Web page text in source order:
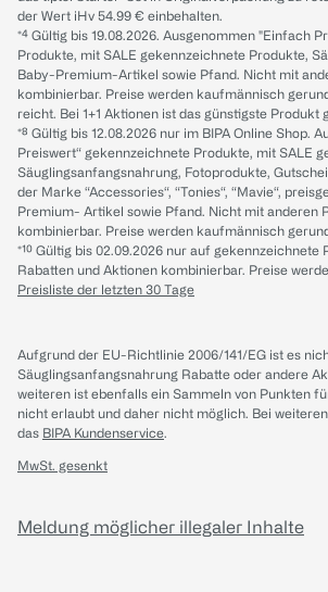
der Wert iHv 54.99 € einbehalten.
*⁴ Gültig bis 19.08.2026. Ausgenommen "Einfach
Produkte, mit SALE gekennzeichnete Produkte,
Baby-Premium-Artikel sowie Pfand. Nicht mit
kombinierbar. Preise werden kaufmännisch
reicht. Bei 1+1 Aktionen ist das günstigste Produkt
*⁸ Gültig bis 12.08.2026 nur im BIPA Online Shop.
Preiswert“ gekennzeichnete Produkte, mit SALE
Säuglingsanfangsnahrung, Fotoprodukte,
der Marke “Accessories“, “Tonies“, “Mavie“,
Premium- Artikel sowie Pfand. Nicht mit anderen
kombinierbar. Preise werden kaufmännisch
*¹⁰ Gültig bis 02.09.2026 nur auf
Rabatten und Aktionen kombinierbar. Preise
Preisliste der letzten 30 Tage
Aufgrund der EU-Richtlinie 2006/141/EG ist es
Säuglingsanfangsnahrung Rabatte oder andere
weiteren ist ebenfalls ein Sammeln von Punkten
nicht erlaubt und daher nicht möglich. Bei
das BIPA Kundenservice.
MwSt. gesenkt
Meldung möglicher illegaler Inhalte